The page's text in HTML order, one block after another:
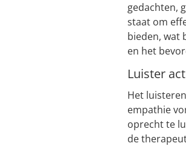
gedachten,
staat om
bieden, wat
en het
Luister
Het
empathie
oprecht te
de